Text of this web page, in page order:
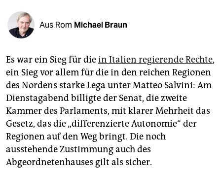
shop
fragen & hilfe
abo
genossenschaft
epaper login
Aus Rom Michael Braun
Es war ein Sieg für diein Italien regierende Rechte,
ein Sieg vor allem für die in den reichen Regionen
des Nordens starke Lega unter Matteo Salvini: Am
Dienstagabend billigte der Senat, die zweite
Kammer des Parlaments, mit klarer Mehrheit das
Gesetz, das die „differenzierte Autonomie“ der
Regionen auf den Weg bringt. Die noch
ausstehende Zustimmung auch des
Abgeordnetenhauses gilt als sicher.